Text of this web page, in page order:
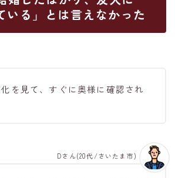
いる」とは言えなかった
を見て、すぐに奥様に確認され
Dさん(20代/さいたま市)